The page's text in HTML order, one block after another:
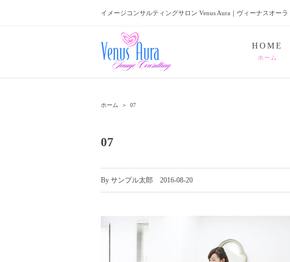
イメージコンサルティングサロン Venus Aura｜ヴィーナスオーラ
HOME
ホーム
ホーム ＞ 07
07
By サンプル太郎 2016-08-20